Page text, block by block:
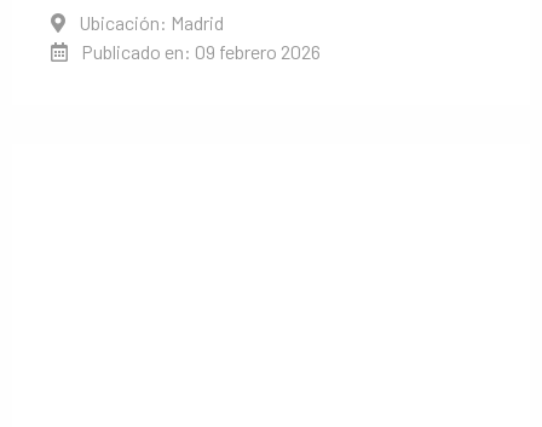
Ubicación: Madrid
Publicado en: 09 febrero 2026